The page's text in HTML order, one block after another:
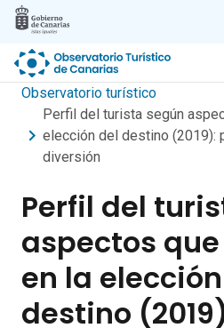
Skip to main content
Observatorio turístico
Perfil del turista según
elección del destino (2019):
diversión
Perfil del
aspectos
en la
destino